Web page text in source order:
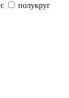
полукруг